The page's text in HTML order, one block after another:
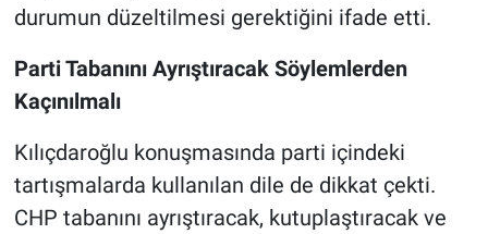
durumun düzeltilmesi gerektiğini ifade etti.
Parti Tabanını Ayrıştıracak Söylemlerden
Kaçınılmalı
Kılıçdaroğlu konuşmasında parti içindeki
tartışmalarda kullanılan dile de dikkat çekti.
CHP tabanını ayrıştıracak, kutuplaştıracak ve